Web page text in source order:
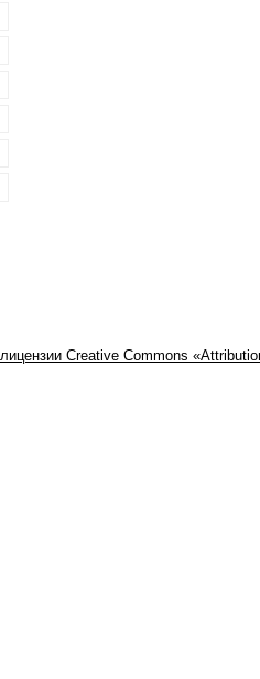
лицензии Creative Commons